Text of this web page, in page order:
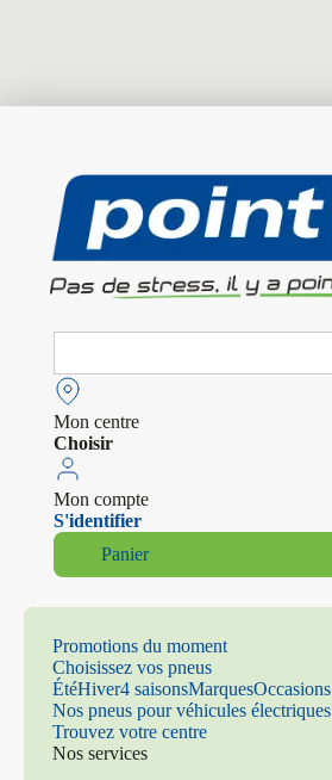
Search
Mon centre
Choisir
Mon compte
S'identifier
Panier
Promotions du moment
Choisissez vos pneus
ÉtéHiver4 saisonsMarquesOccasions
Nos pneus pour véhicules électriques
Trouvez votre centre
Nos services